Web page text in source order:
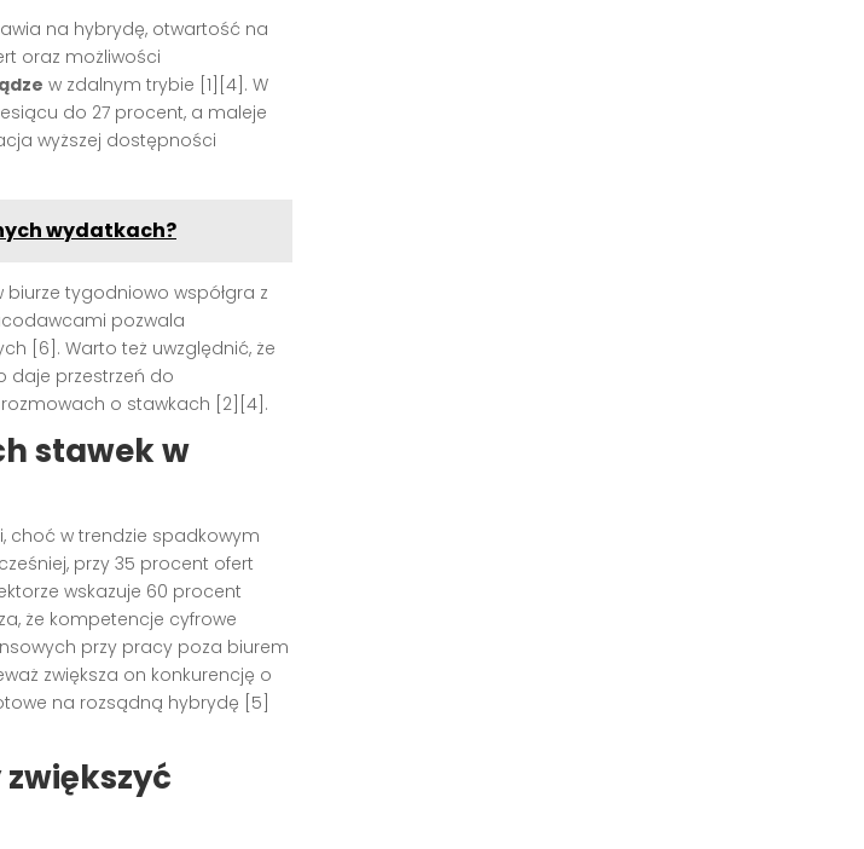
na hybrydę, otwartość na
oraz możliwości
w zdalnym trybie [1][4]. W
do 27 procent, a maleje
wyższej dostępności
wydatkach?
tygodniowo współgra z
pozwala
[6]. Warto też uwzględnić, że
daje przestrzeń do
o stawkach [2][4].
stawek w
choć w trendzie spadkowym
przy 35 procent ofert
wskazuje 60 procent
że kompetencje cyfrowe
przy pracy poza biurem
zwiększa on konkurencję o
na rozsądną hybrydę [5]